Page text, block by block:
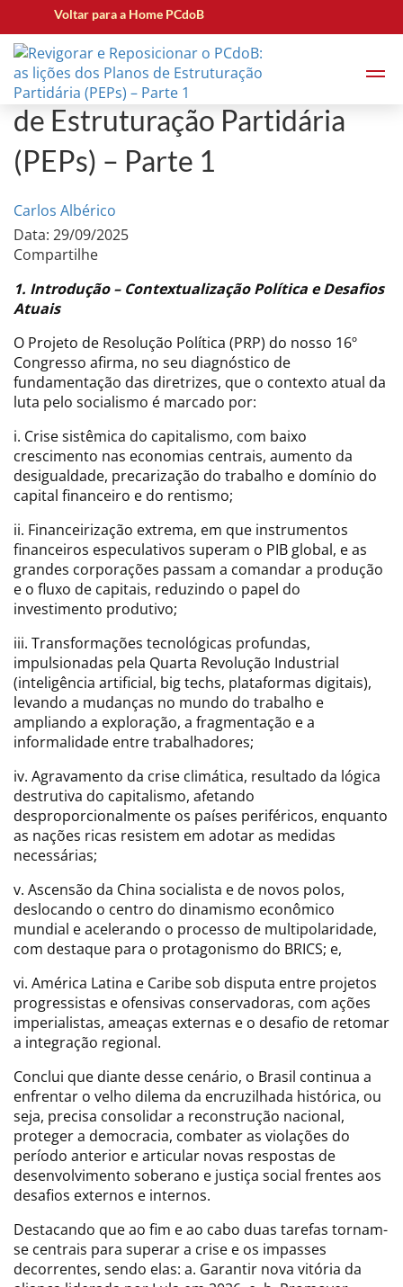
Voltar para a Home PCdoB
Revigorar e Reposicionar o
PCdoB: as lições dos Planos
de Estruturação Partidária
(PEPs) – Parte 1
Carlos Albérico
Data: 29/09/2025
Compartilhe
1. Introdução – Contextualização Política e Desafios
Atuais
O Projeto de Resolução Política (PRP) do nosso 16º
Congresso afirma, no seu diagnóstico de
fundamentação das diretrizes, que o contexto atual da
luta pelo socialismo é marcado por:
i. Crise sistêmica do capitalismo, com baixo
crescimento nas economias centrais, aumento da
desigualdade, precarização do trabalho e domínio do
capital financeiro e do rentismo;
ii. Financeirização extrema, em que instrumentos
financeiros especulativos superam o PIB global, e as
grandes corporações passam a comandar a produção
e o fluxo de capitais, reduzindo o papel do
investimento produtivo;
iii. Transformações tecnológicas profundas,
impulsionadas pela Quarta Revolução Industrial
(inteligência artificial, big techs, plataformas digitais),
levando a mudanças no mundo do trabalho e
ampliando a exploração, a fragmentação e a
informalidade entre trabalhadores;
iv. Agravamento da crise climática, resultado da lógica
destrutiva do capitalismo, afetando
desproporcionalmente os países periféricos, enquanto
as nações ricas resistem em adotar as medidas
necessárias;
v. Ascensão da China socialista e de novos polos,
deslocando o centro do dinamismo econômico
mundial e acelerando o processo de multipolaridade,
com destaque para o protagonismo do BRICS; e,
vi. América Latina e Caribe sob disputa entre projetos
progressistas e ofensivas conservadoras, com ações
imperialistas, ameaças externas e o desafio de retomar
a integração regional.
Conclui que diante desse cenário, o Brasil continua a
enfrentar o velho dilema da encruzilhada histórica, ou
seja, precisa consolidar a reconstrução nacional,
proteger a democracia, combater as violações do
período anterior e articular novas respostas de
desenvolvimento soberano e justiça social frentes aos
desafios externos e internos.
Destacando que ao fim e ao cabo duas tarefas tornam-
se centrais para superar a crise e os impasses
decorrentes, sendo elas: a. Garantir nova vitória da